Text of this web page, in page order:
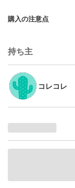
購入の注意点
持ち主
コレコレ